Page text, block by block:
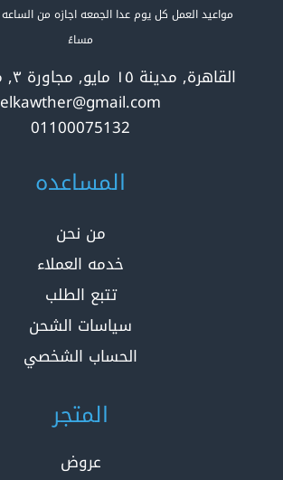
مساءً
القاهرة, مدينة ١٥ مايو, مجاورة ٣, مول السلام
elkawther@gmail.com
01100075132
المساعده
من نحن
خدمه العملاء
تتبع الطلب
سياسات الشحن
الحساب الشخصي
المتجر
عروض